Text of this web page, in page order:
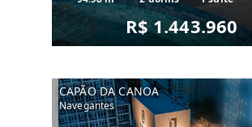
R$ 1.443.960
CAPÃO DA CANOA
Navegantes